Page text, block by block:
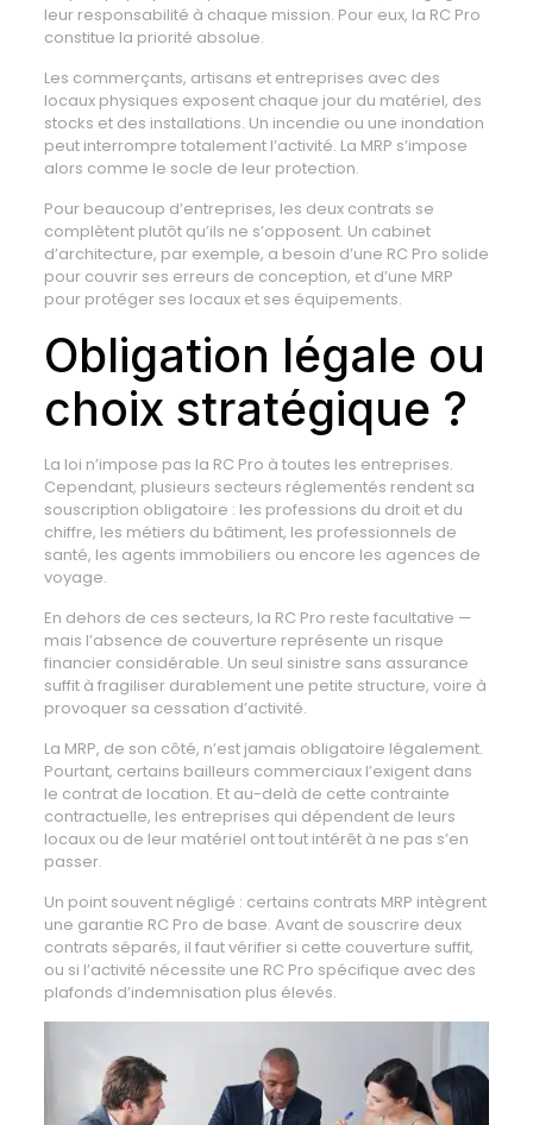
leur responsabilité à chaque mission. Pour eux, la RC Pro
constitue la priorité absolue.
Les commerçants, artisans et entreprises avec des
locaux physiques exposent chaque jour du matériel, des
stocks et des installations. Un incendie ou une inondation
peut interrompre totalement l’activité. La MRP s’impose
alors comme le socle de leur protection.
Pour beaucoup d’entreprises, les deux contrats se
complètent plutôt qu’ils ne s’opposent. Un cabinet
d’architecture, par exemple, a besoin d’une RC Pro solide
pour couvrir ses erreurs de conception, et d’une MRP
pour protéger ses locaux et ses équipements.
Obligation légale ou
choix stratégique ?
La loi n’impose pas la RC Pro à toutes les entreprises.
Cependant, plusieurs secteurs réglementés rendent sa
souscription obligatoire : les professions du droit et du
chiffre, les métiers du bâtiment, les professionnels de
santé, les agents immobiliers ou encore les agences de
voyage.
En dehors de ces secteurs, la RC Pro reste facultative —
mais l’absence de couverture représente un risque
financier considérable. Un seul sinistre sans assurance
suffit à fragiliser durablement une petite structure, voire à
provoquer sa cessation d’activité.
La MRP, de son côté, n’est jamais obligatoire légalement.
Pourtant, certains bailleurs commerciaux l’exigent dans
le contrat de location. Et au-delà de cette contrainte
contractuelle, les entreprises qui dépendent de leurs
locaux ou de leur matériel ont tout intérêt à ne pas s’en
passer.
Un point souvent négligé : certains contrats MRP intègrent
une garantie RC Pro de base. Avant de souscrire deux
contrats séparés, il faut vérifier si cette couverture suffit,
ou si l’activité nécessite une RC Pro spécifique avec des
plafonds d’indemnisation plus élevés.